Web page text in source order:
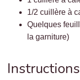
1/2 cuillère à
Quelques
la garniture)
Instructions